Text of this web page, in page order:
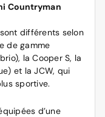
Countryman
différents selon
de gamme
la Cooper S, la
et la JCW, qui
sportive.
d’une